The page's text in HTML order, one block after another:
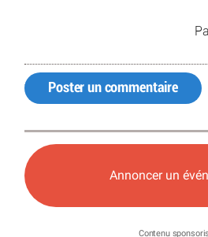
Poster un commentaire
Annoncer un